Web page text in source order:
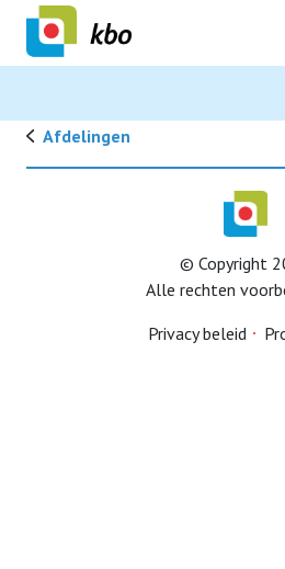
Afdelingen
© Copyright
Alle rechten
Privacy beleid